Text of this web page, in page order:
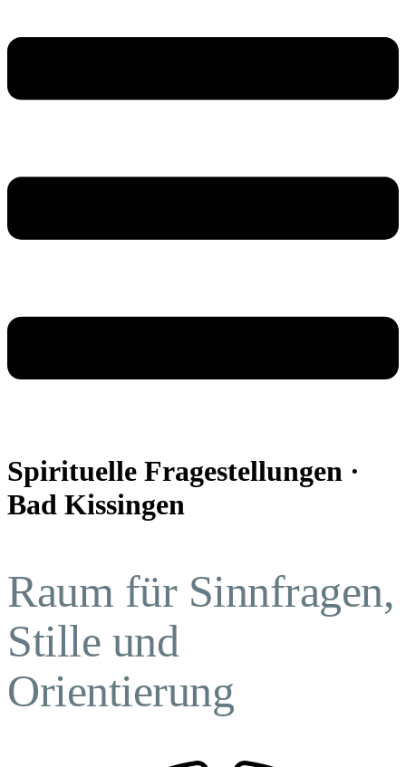
Spirituelle Fragestellungen ·
Bad Kissingen
Raum für Sinnfragen,
Stille und
Orientierung